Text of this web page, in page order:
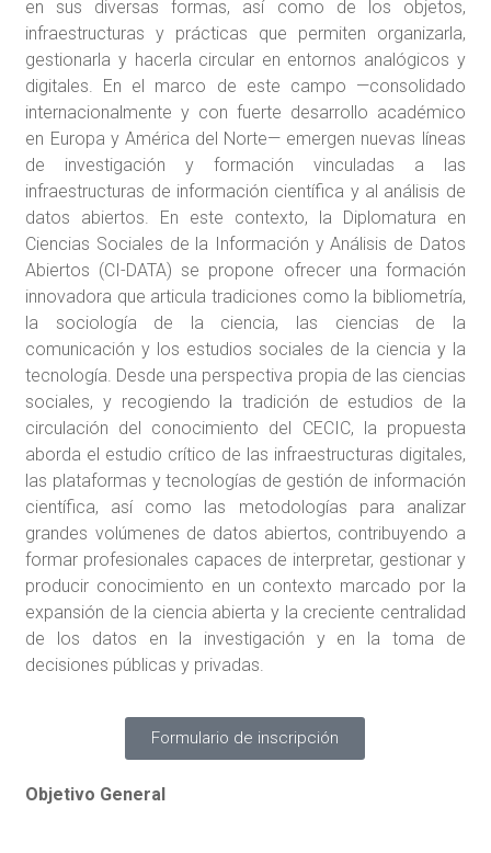
en sus diversas formas, así como de los objetos,
infraestructuras y prácticas que permiten organizarla,
gestionarla y hacerla circular en entornos analógicos y
digitales. En el marco de este campo —consolidado
internacionalmente y con fuerte desarrollo académico
en Europa y América del Norte— emergen nuevas líneas
de investigación y formación vinculadas a las
infraestructuras de información científica y al análisis de
datos abiertos. En este contexto, la Diplomatura en
Ciencias Sociales de la Información y Análisis de Datos
Abiertos (CI-DATA) se propone ofrecer una formación
innovadora que articula tradiciones como la bibliometría,
la sociología de la ciencia, las ciencias de la
comunicación y los estudios sociales de la ciencia y la
tecnología. Desde una perspectiva propia de las ciencias
sociales, y recogiendo la tradición de estudios de la
circulación del conocimiento del CECIC, la propuesta
aborda el estudio crítico de las infraestructuras digitales,
las plataformas y tecnologías de gestión de información
científica, así como las metodologías para analizar
grandes volúmenes de datos abiertos, contribuyendo a
formar profesionales capaces de interpretar, gestionar y
producir conocimiento en un contexto marcado por la
expansión de la ciencia abierta y la creciente centralidad
de los datos en la investigación y en la toma de
decisiones públicas y privadas.
Formulario de inscripción
Objetivo General